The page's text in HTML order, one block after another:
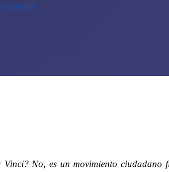
Panamá
No, es un movimiento ciudadano